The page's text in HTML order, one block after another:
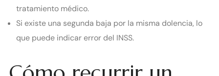
tratamiento médico.
Si existe una segunda baja por la misma dolencia, lo
que puede indicar error del INSS.